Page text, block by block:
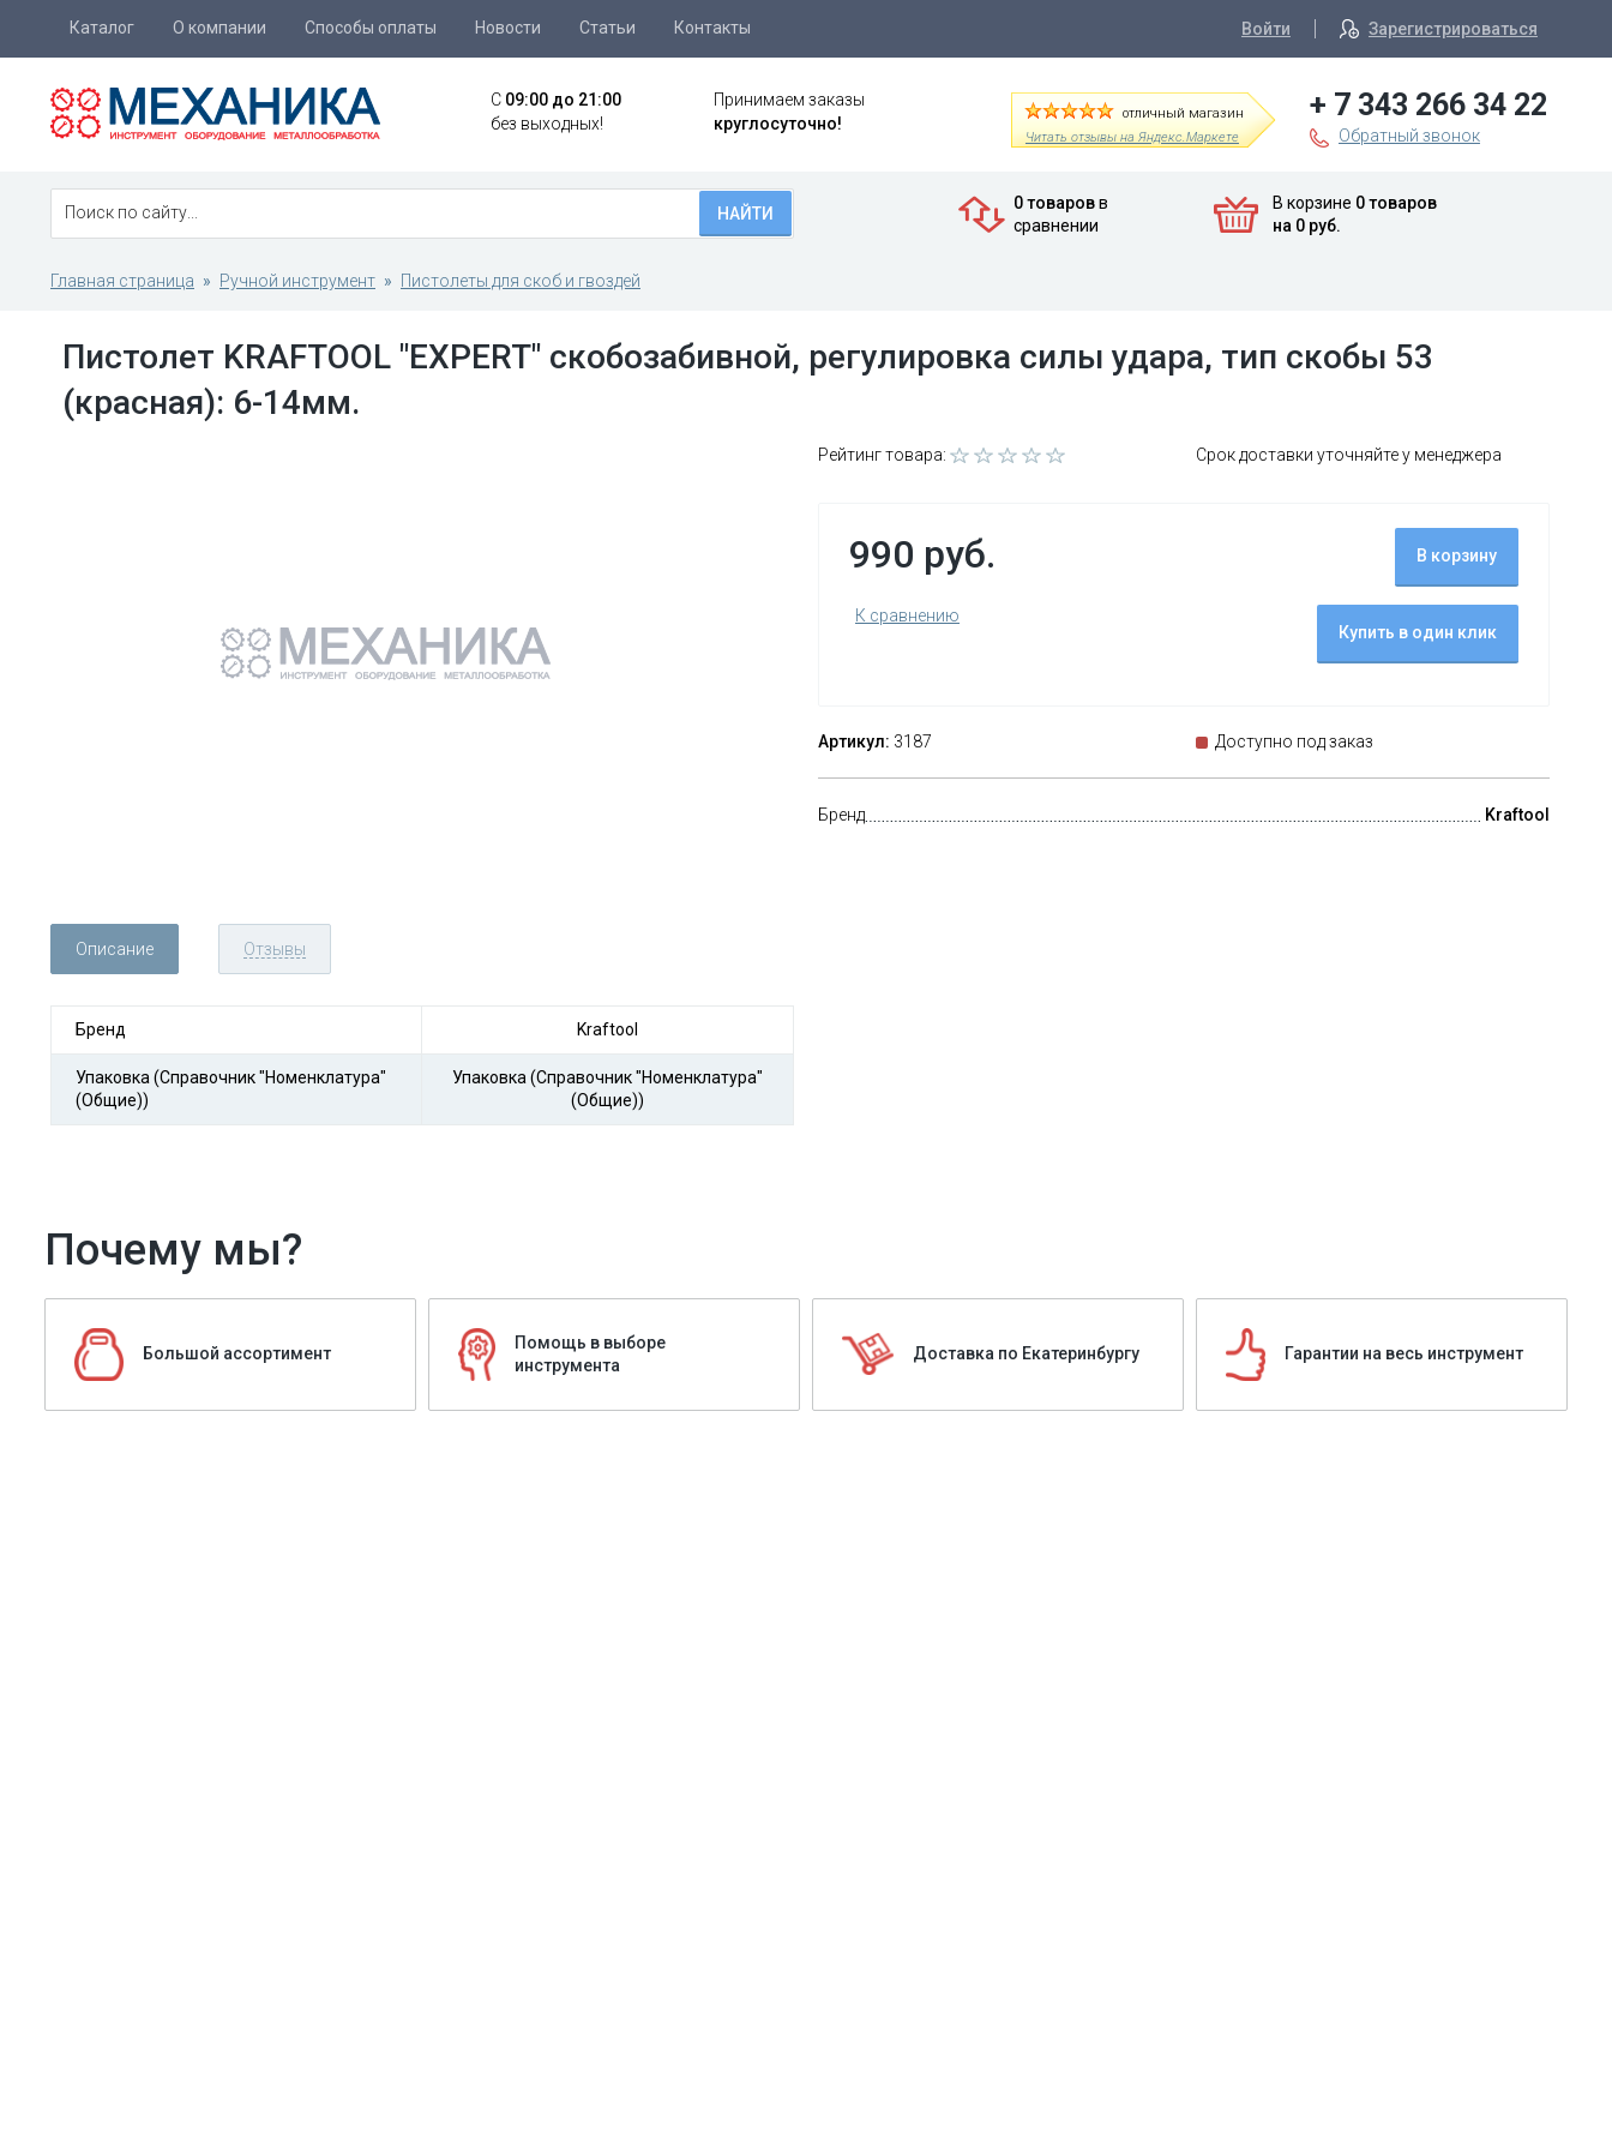
Каталог О компании Способы оплаты Новости Статьи Контакты Войти Зарегистрироваться
C 09:00 до 21:00
без выходных!
Принимаем заказы
круглосуточно!
отличный магазин
Читать отзывы на Яндекс.Маркете
+ 7 343 266 34 22
Обратный звонок
НАЙТИ
0 товаровв
сравнении
В корзине 0 товаров
на 0 руб.
Главная страница Ручной инструмент Пистолеты для скоб и гвоздей
Пистолет KRAFTOOL "EXPERT" скобозабивной, регулировка силы удара, тип скобы 53
(красная): 6-14мм.
Рейтинг товара: Срок доставки уточняйте у менеджера
990 руб.
К сравнению
В корзину
Купить в один клик
Артикул: 3187 Доступно под заказ
Kraftool
Бренд
Описание Отзывы
Бренд Kraftool
Упаковка (Справочник "Номенклатура"
(Общие))
Упаковка (Справочник "Номенклатура"
(Общие))
Почему мы?
Большой ассортимент
Помощь в выборе
инструмента
Доставка по Екатеринбургу Гарантии на весь инструмент